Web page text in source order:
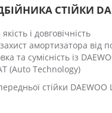
СТІЙКИ
і довговічність
амортизатора від
та сумісність із
(Auto Technology)
стійки